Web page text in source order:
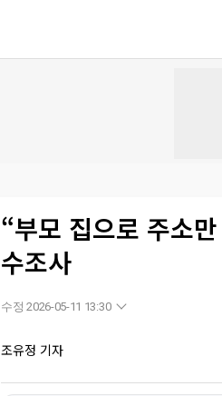
“부모 집으로 주소
수조사
수정 2026-05-11 13:30
조유정 기자